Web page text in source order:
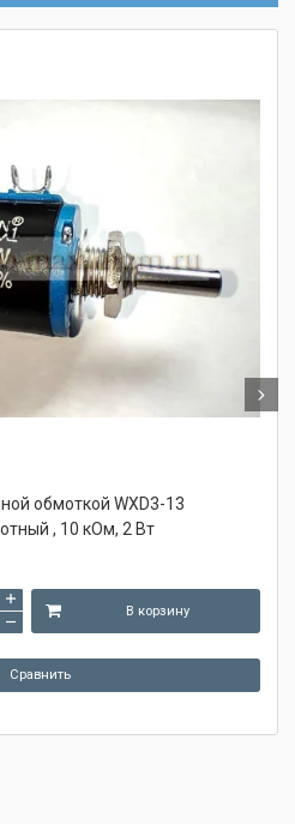
обмоткой WXD3-13
, 10 кОм, 2 Вт
В корзину
Сравнить